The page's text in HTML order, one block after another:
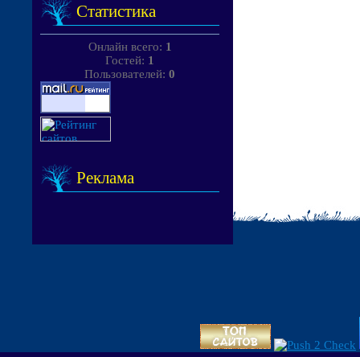
Статистика
Онлайн всего: 1
Гостей: 1
Пользователей: 0
Реклама